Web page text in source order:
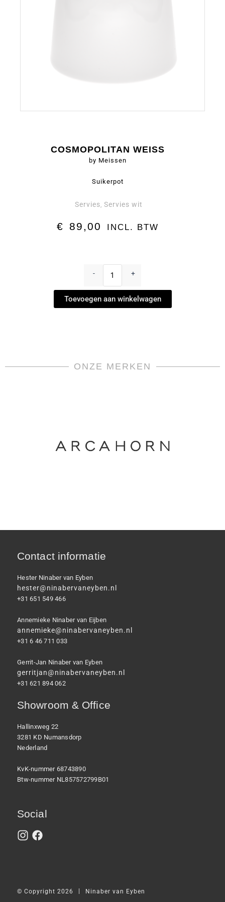
COSMOPOLITAN WEISS
by Meissen
Suikerpot
Servies, Servies wit
€ 89,00 INCL. BTW
-
Cosmopolitan
Weiss
by
+
Toevoegen aan winkelwagen
ONZE MERKEN
Contact informatie
Hester Ninaber van Eyben
hester@ninabervaneyben.nl
+31 651 549 466
Annemieke Ninaber van Eijben
annemieke@ninabervaneyben.nl
+31 6 46 711 033
Gerrit-Jan Ninaber van Eyben
gerritjan@ninabervaneyben.nl
+31 621 894 062
Showroom & Office
Hallinxweg 22
3281 KD Numansdorp
Nederland
KvK-nummer 68743890
Btw-nummer NL857572799B01
Social
© Copyright 2026 Ninaber van Eyben